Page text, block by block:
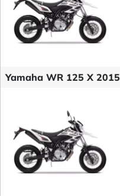
Yamaha WR 125 X 2015